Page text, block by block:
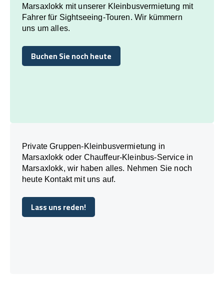
Marsaxlokk mit unserer Kleinbusvermietung mit
Fahrer für Sightseeing-Touren. Wir kümmern
uns um alles.
Buchen Sie noch heute
Buchen Sie noch heute
Private Gruppen-Kleinbusvermietung in
Marsaxlokk oder Chauffeur-Kleinbus-Service in
Marsaxlokk, wir haben alles. Nehmen Sie noch
heute Kontakt mit uns auf.
Lass uns reden!
Lass uns reden!